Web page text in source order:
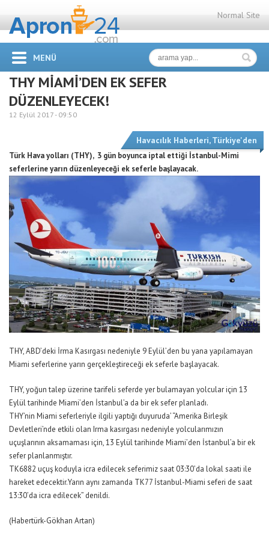
Normal Site
MENÜ
THY MİAMİ’DEN EK SEFER
DÜZENLEYECEK!
12 Eylül 2017 - 09:50
Havacılık Haberleri,Türkiye'den
Türk Hava yolları (THY), 3 gün boyunca iptal ettiği İstanbul-Mimi
seferlerine yarın düzenleyeceği ek seferle başlayacak.
THY, ABD’deki İrma Kasırgası nedeniyle 9 Eylül’den bu yana yapılamayan
Miami seferlerine yarın gerçekleştireceği ek seferle başlayacak.
THY, yoğun talep üzerine tarifeli seferde yer bulamayan yolcular için 13
Eylül tarihinde Miami’den İstanbul’a da bir ek sefer planladı.
THY’nin Miami seferleriyle ilgili yaptığı duyuruda’ “Amerika Birleşik
Devletleri’nde etkili olan Irma kasırgası nedeniyle yolcularımızın
uçuşlarının aksamaması için, 13 Eylül tarihinde Miami’den İstanbul’a bir ek
sefer planlanmıştır.
TK6882 uçuş koduyla icra edilecek seferimiz saat 03:30’da lokal saati ile
hareket edecektir.Yarın aynı zamanda TK77 İstanbul-Miami seferi de saat
13:30’da icra edilecek” denildi.
(Habertürk-Gökhan Artan)